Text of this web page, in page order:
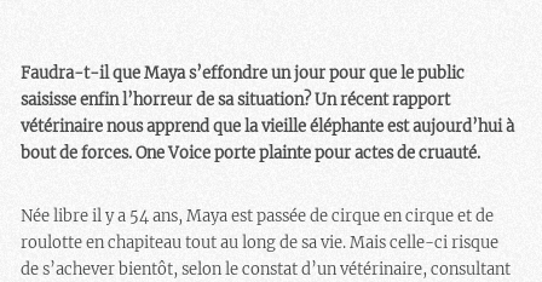
Faudra-t-il que Maya s’effondre un jour pour que le public
saisisse enfin l’horreur de sa situation? Un récent rapport
vétérinaire nous apprend que la vieille éléphante est aujourd’hui à
bout de forces. One Voice porte plainte pour actes de cruauté.
Née libre il y a 54 ans, Maya est passée de cirque en cirque et de
roulotte en chapiteau tout au long de sa vie. Mais celle-ci risque
de s’achever bientôt, selon le constat d’un vétérinaire, consultant